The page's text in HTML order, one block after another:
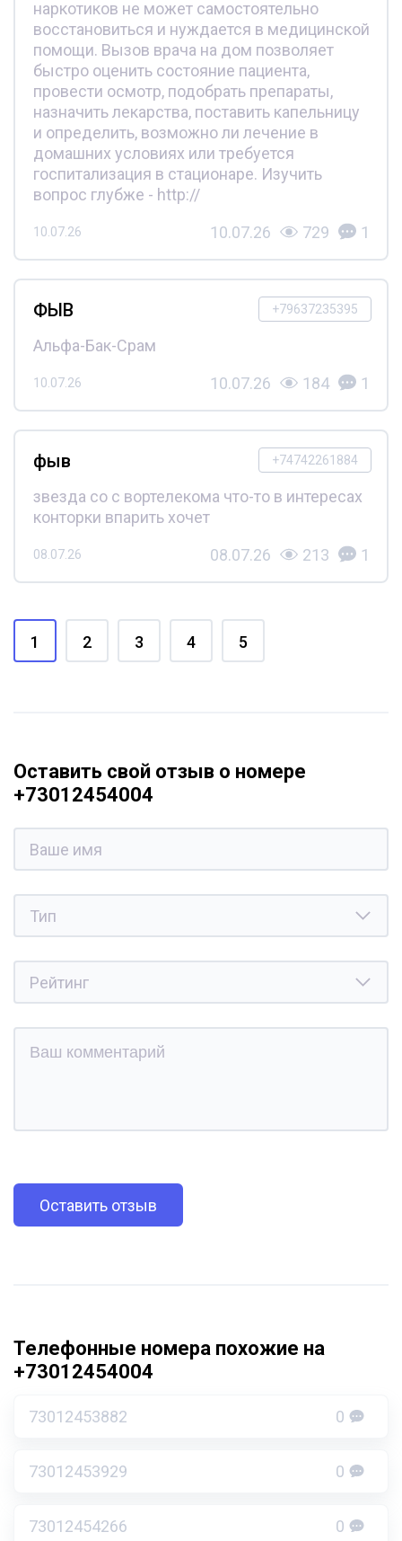
наркотиков не может самостоятельно
восстановиться и нуждается в медицинской
помощи. Вызов врача на дом позволяет
быстро оценить состояние пациента,
провести осмотр, подобрать препараты,
назначить лекарства, поставить капельницу
и определить, возможно ли лечение в
домашних условиях или требуется
госпитализация в стационаре. Изучить
вопрос глубже - http://
10.07.26 10.07.26 729 1
+79637235395
ФЫВ
Альфа-Бак-Срам
10.07.26 10.07.26 184 1
+74742261884
фыв
звезда со с вортелекома что-то в интересах
конторки впарить хочет
08.07.26 08.07.26 213 1
1 2 3 4 5
Оставить свой отзыв о номере
+73012454004
Оставить отзыв
Телефонные номера похожие на
+73012454004
73012453882 0
73012453929 0
73012454266 0